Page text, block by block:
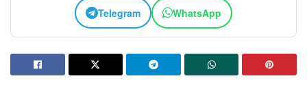
Telegram WhatsApp